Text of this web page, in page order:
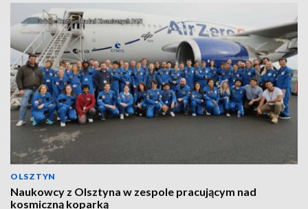
OLSZTYN
Naukowcy z Olsztyna w zespole pracującym nad
kosmiczną koparką